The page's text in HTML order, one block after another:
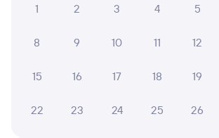
1
2 3 4 5
8 9 10 11 12
15 16 17 18 19
22 23 24 25 26